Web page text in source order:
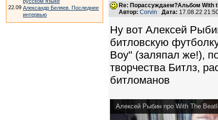
22.09 Александр Беляев. Последнее
интервью
Re: Порассуждаем?Альбом With
Автор: Corvin Дата: 17.08.22
Ну вот Алексей
битловскую
Boy" (заляпал же!),
творчества Битлз,
битломанов
Алексей Рыбин про With The